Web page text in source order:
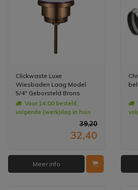
Clickwaste Luxe
Wiesbaden Laag Model
5/4" Geborsteld Brons
KoperVoor 14:00 besteld,
volgende (werk)dag in huis
39,20
32,40
Meer info